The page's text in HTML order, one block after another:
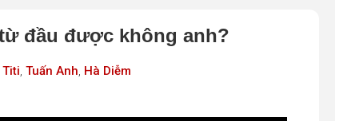
đầu được không anh?
Titi, Tuấn Anh, Hà Diễm